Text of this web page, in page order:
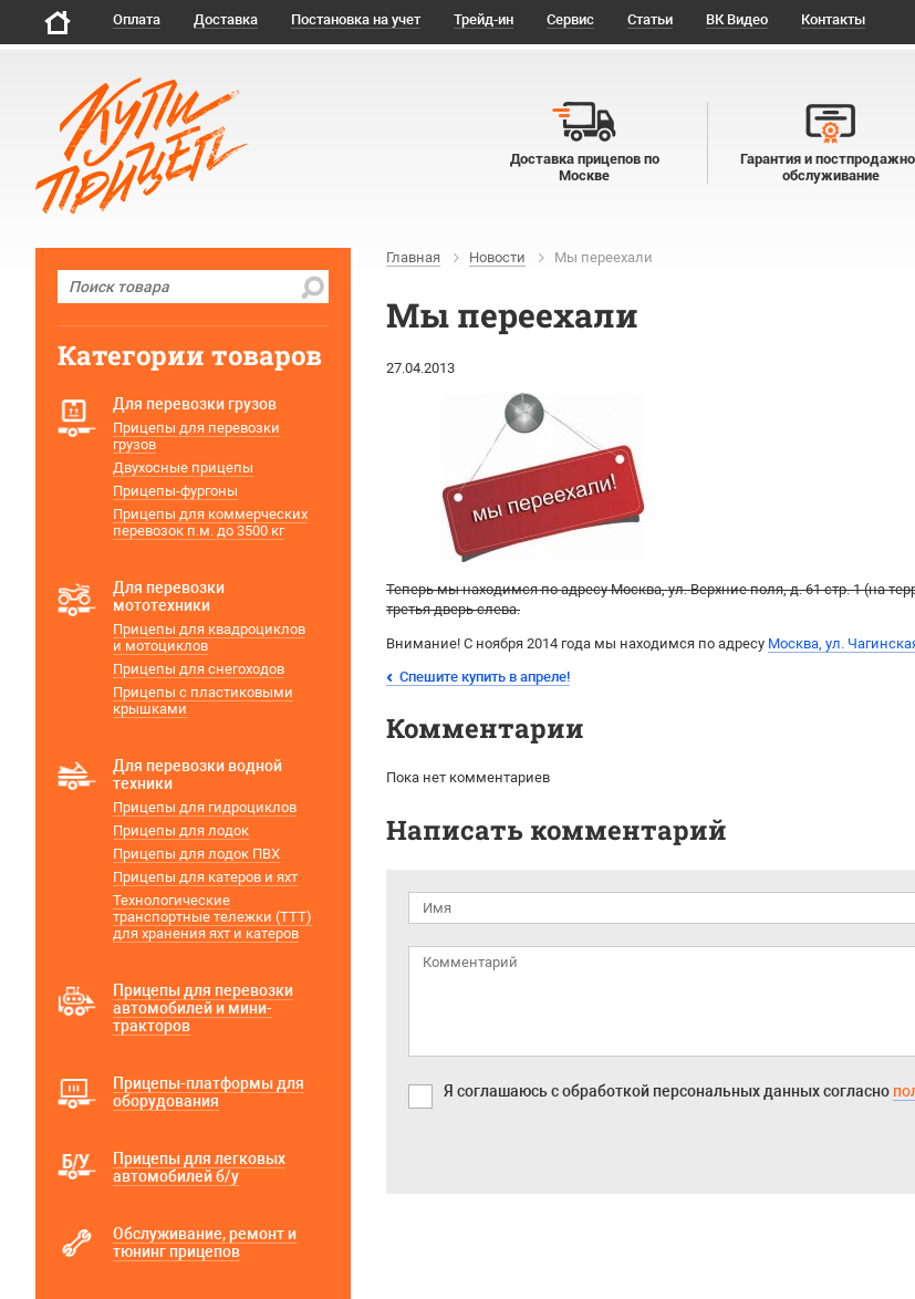
Оплата Доставка Постановка на учет Трейд-ин Сервис Статьи ВК Видео Контакты
Доставка прицепов по
Москве
Гарантия и
обслуживание
Главная Новости Мы переехали
Мы переехали
27.04.2013
Теперь мы находимся по адресу Москва, ул. Верхние поля, д. 61 стр. 1 (на
третья дверь слева.
Внимание! С ноября 2014 года мы находимся по адресу Москва, ул.
Спешите купить в апреле!
Комментарии
Пока нет комментариев
Написать комментарий
Я соглашаюсь с обработкой персональных данных согласно
Категории товаров
Для перевозки грузов
Прицепы для перевозки
грузов
Двухосные прицепы
Прицепы-фургоны
Прицепы для коммерческих
перевозок п.м. до 3500 кг
Для перевозки
мототехники
Прицепы для квадроциклов
и мотоциклов
Прицепы для снегоходов
Прицепы с пластиковыми
крышками
Для перевозки водной
техники
Прицепы для гидроциклов
Прицепы для лодок
Прицепы для лодок ПВХ
Прицепы для катеров и яхт
Технологические
транспортные тележки (ТТТ)
для хранения яхт и катеров
Прицепы для перевозки
автомобилей и мини-
тракторов
Прицепы-платформы для
оборудования
Прицепы для легковых
автомобилей б/у
Обслуживание, ремонт и
тюнинг прицепов